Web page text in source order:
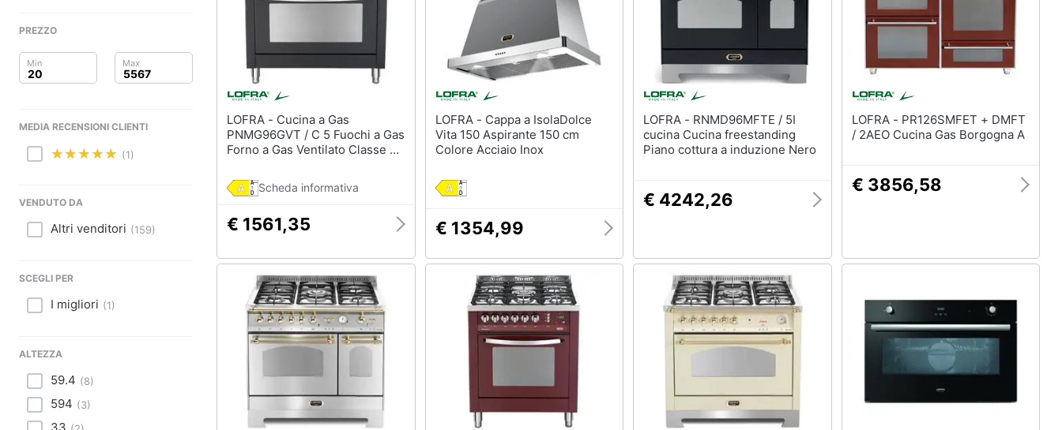
Salute e igiene
Giocattoli
Fotografia
Casalinghi
Abbigliamento
Sport
Motori
Libri, cd e dvd
Forno da incasso
Vedi tutti
Scopa a vapore
Vedi tutti Vedi tutti Vedi tutti
Elettrodomestici
professionali e industriali
Abbattitore
Macchine da cucire
professionali
Friggitrice professionale
Idropulitrice professionale
Vedi tutti
Elettrodomestici in offerta
Frigoriferi in offerta
Asciugatrice in offerta
PREZZO
MEDIA RECENSIONI CLIENTI
(1)
VENDUTO DA
Altri venditori (159)
SCEGLI PER
I migliori (1)
ALTEZZA
59.4 (8)
594 (3)
LOFRA - Cucina a Gas
PNMG96GVT / C 5 Fuochi a Gas
Forno a Gas Ventilato Classe A
Nero
Scheda informativa
€ 1561,35
LOFRA - Cappa a IsolaDolce
Vita 150 Aspirante 150 cm
Colore Acciaio Inox
€ 1354,99
LOFRA - RNMD96MFTE / 5I
cucina Cucina freestanding
Piano cottura a induzione Nero
€ 4242,26
LOFRA - PR126SMFET + DMFT
/ 2AEO Cucina Gas Borgogna A
€ 3856,58